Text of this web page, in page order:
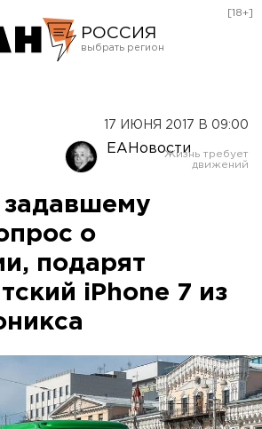
РОССИЯ
Оренбург
[18+]
17 ИЮНЯ 2017 В 09:00
ЕАНовости
о
подарят
iPhone 7 из